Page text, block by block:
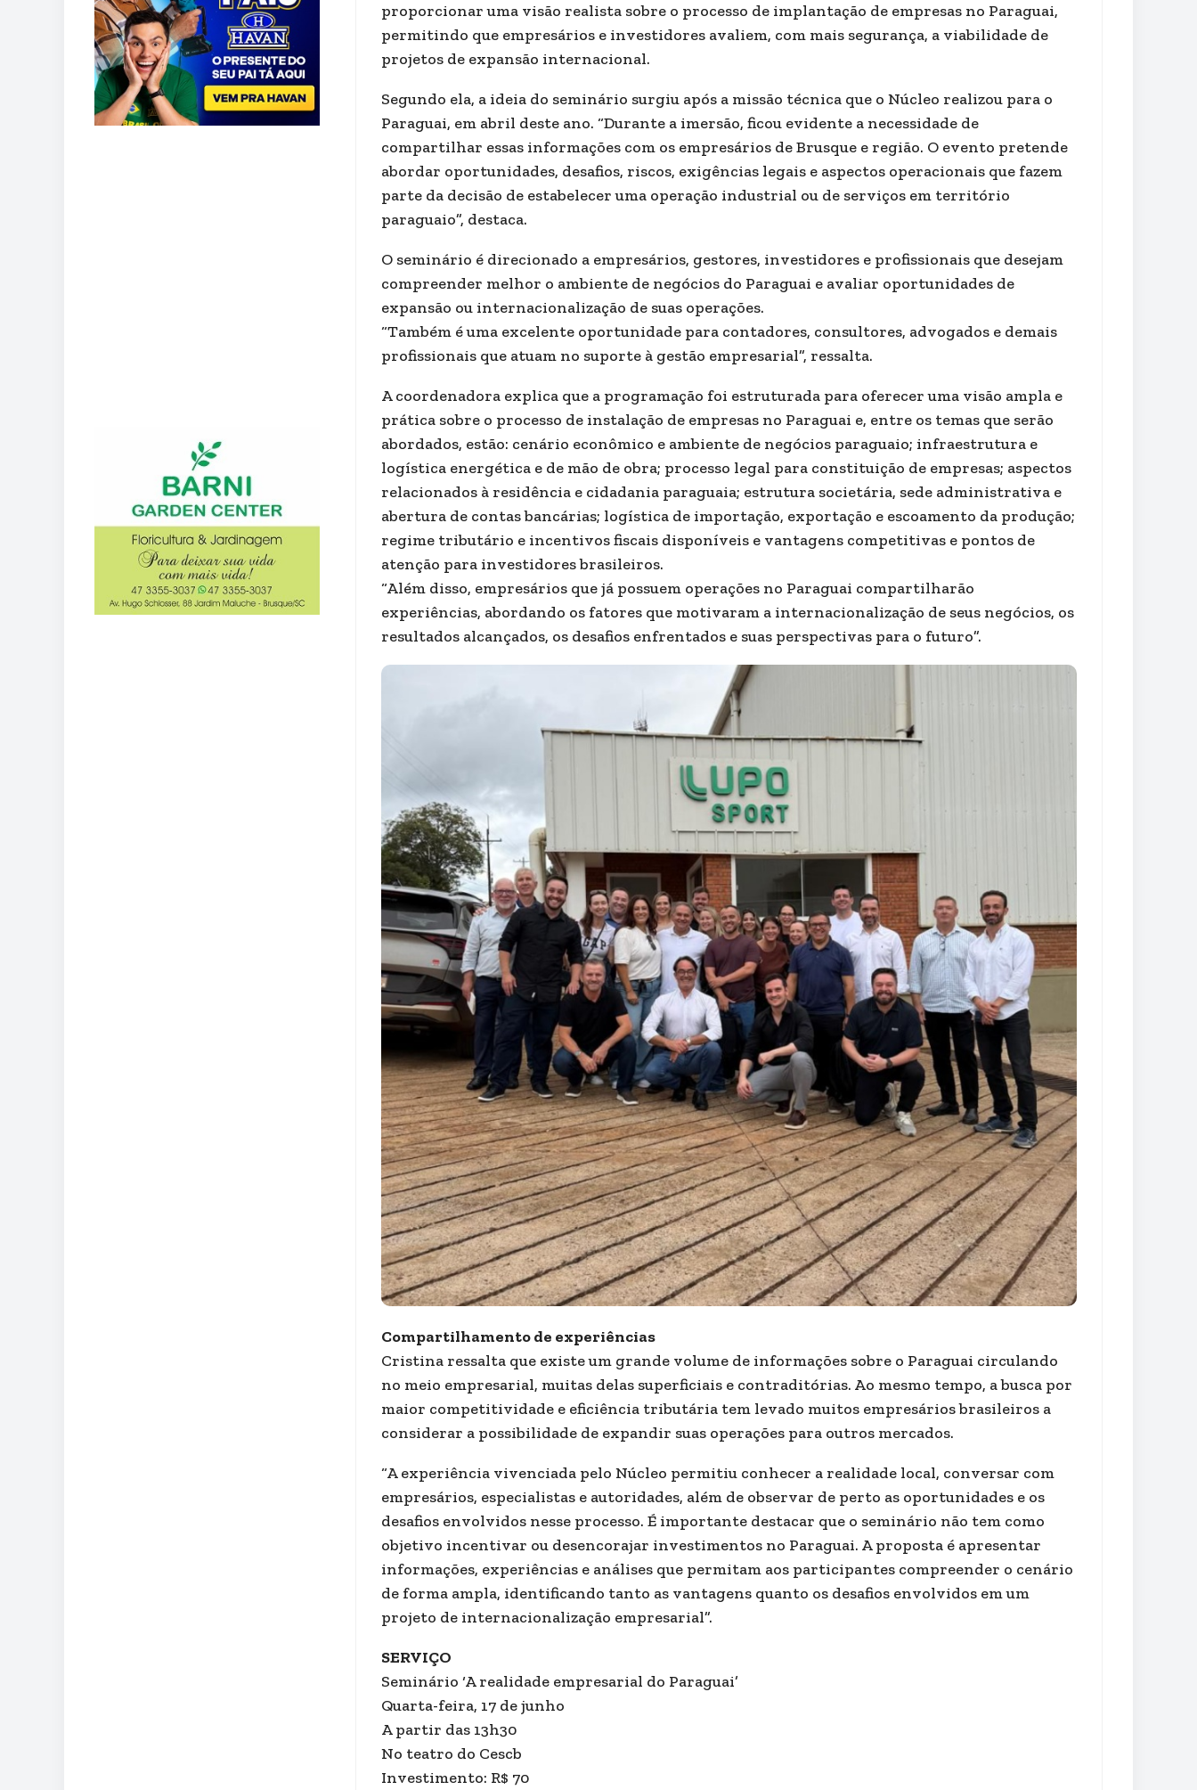
proporcionar uma visão realista sobre o processo de implantação de empresas no Paraguai,
permitindo que empresários e investidores avaliem, com mais segurança, a viabilidade de
projetos de expansão internacional.
Segundo ela, a ideia do seminário surgiu após a missão técnica que o Núcleo realizou para o
Paraguai, em abril deste ano. “Durante a imersão, ficou evidente a necessidade de
compartilhar essas informações com os empresários de Brusque e região. O evento pretende
abordar oportunidades, desafios, riscos, exigências legais e aspectos operacionais que fazem
parte da decisão de estabelecer uma operação industrial ou de serviços em território
paraguaio”, destaca.
O seminário é direcionado a empresários, gestores, investidores e profissionais que desejam
compreender melhor o ambiente de negócios do Paraguai e avaliar oportunidades de
expansão ou internacionalização de suas operações.
“Também é uma excelente oportunidade para contadores, consultores, advogados e demais
profissionais que atuam no suporte à gestão empresarial”, ressalta.
A coordenadora explica que a programação foi estruturada para oferecer uma visão ampla e
prática sobre o processo de instalação de empresas no Paraguai e, entre os temas que serão
abordados, estão: cenário econômico e ambiente de negócios paraguaio; infraestrutura e
logística energética e de mão de obra; processo legal para constituição de empresas; aspectos
relacionados à residência e cidadania paraguaia; estrutura societária, sede administrativa e
abertura de contas bancárias; logística de importação, exportação e escoamento da produção;
regime tributário e incentivos fiscais disponíveis e vantagens competitivas e pontos de
atenção para investidores brasileiros.
“Além disso, empresários que já possuem operações no Paraguai compartilharão
experiências, abordando os fatores que motivaram a internacionalização de seus negócios, os
resultados alcançados, os desafios enfrentados e suas perspectivas para o futuro”.
Compartilhamento de experiências
Cristina ressalta que existe um grande volume de informações sobre o Paraguai circulando
no meio empresarial, muitas delas superficiais e contraditórias. Ao mesmo tempo, a busca por
maior competitividade e eficiência tributária tem levado muitos empresários brasileiros a
considerar a possibilidade de expandir suas operações para outros mercados.
“A experiência vivenciada pelo Núcleo permitiu conhecer a realidade local, conversar com
empresários, especialistas e autoridades, além de observar de perto as oportunidades e os
desafios envolvidos nesse processo. É importante destacar que o seminário não tem como
objetivo incentivar ou desencorajar investimentos no Paraguai. A proposta é apresentar
informações, experiências e análises que permitam aos participantes compreender o cenário
de forma ampla, identificando tanto as vantagens quanto os desafios envolvidos em um
projeto de internacionalização empresarial”.
SERVIÇO
Seminário ‘A realidade empresarial do Paraguai’
Quarta-feira, 17 de junho
A partir das 13h30
No teatro do Cescb
Investimento: R$ 70